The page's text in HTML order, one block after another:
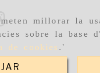
millorar la
sobre la base
de cookies .'